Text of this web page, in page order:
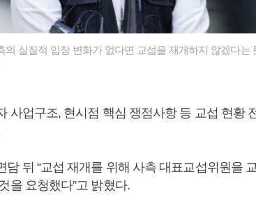
실질적 입장 변화가 없다면 교섭을 재개하지 않겠다는
사업구조, 현시점 핵심 쟁점사항 등 교섭 현황
담 뒤 “교섭 재개를 위해 사측 대표교섭위원을
을 요청했다”고 밝혔다.